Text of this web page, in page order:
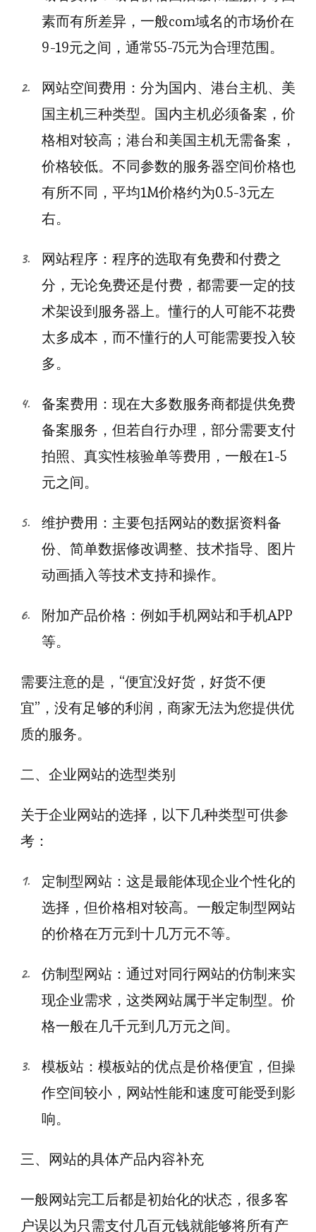
素而有所差异，一般com域名的市场价在
9-19元之间，通常55-75元为合理范围。
网站空间费用：分为国内、港台主机、美
国主机三种类型。国内主机必须备案，价
格相对较高；港台和美国主机无需备案，
价格较低。不同参数的服务器空间价格也
有所不同，平均1M价格约为0.5-3元左
右。
网站程序：程序的选取有免费和付费之
分，无论免费还是付费，都需要一定的技
术架设到服务器上。懂行的人可能不花费
太多成本，而不懂行的人可能需要投入较
多。
备案费用：现在大多数服务商都提供免费
备案服务，但若自行办理，部分需要支付
拍照、真实性核验单等费用，一般在1-5
元之间。
维护费用：主要包括网站的数据资料备
份、简单数据修改调整、技术指导、图片
动画插入等技术支持和操作。
附加产品价格：例如手机网站和手机APP
等。
需要注意的是，“便宜没好货，好货不便
宜”，没有足够的利润，商家无法为您提供优
质的服务。
二、企业网站的选型类别
关于企业网站的选择，以下几种类型可供参
考：
定制型网站：这是最能体现企业个性化的
选择，但价格相对较高。一般定制型网站
的价格在万元到十几万元不等。
仿制型网站：通过对同行网站的仿制来实
现企业需求，这类网站属于半定制型。价
格一般在几千元到几万元之间。
模板站：模板站的优点是价格便宜，但操
作空间较小，网站性能和速度可能受到影
响。
三、网站的具体产品内容补充
一般网站完工后都是初始化的状态，很多客
户误以为只需支付几百元钱就能够将所有产